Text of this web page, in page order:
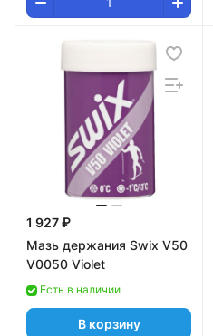
1 927 ₽
Мазь держания Swix V50
V0050 Violet
Есть в наличии
В корзину